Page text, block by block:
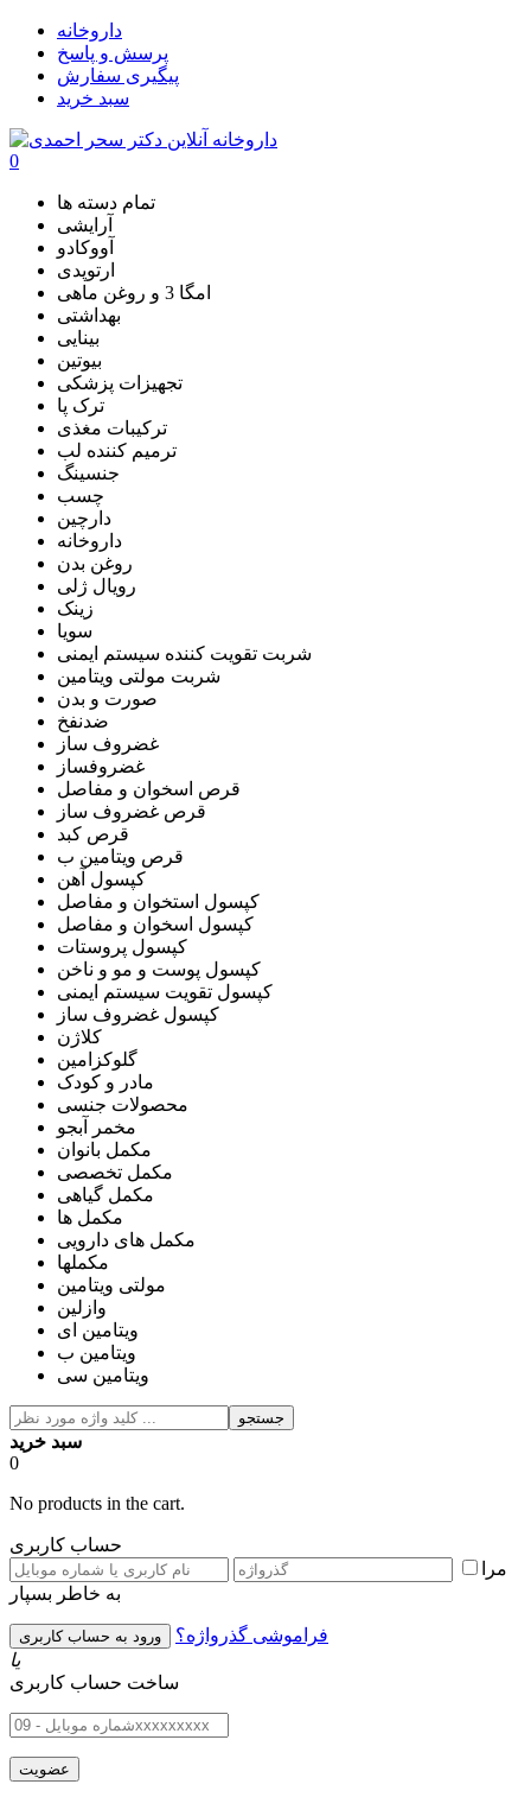
داروخانه
پرسش و پاسخ
پیگیری سفارش
سبد خرید
0
تمام دسته ها
آرایشی
آووکادو
ارتوپدی
امگا 3 و روغن ماهی
بهداشتی
بینایی
بیوتین
تجهیزات پزشکی
ترک پا
ترکیبات مغذی
ترمیم کننده لب
جنسینگ
چسب
دارچین
داروخانه
روغن بدن
رویال ژلی
زینک
سویا
شربت تقویت کننده سیستم ایمنی
شربت مولتی ویتامین
صورت و بدن
ضدنفخ
غضروف ساز
غضروفساز
قرص اسخوان و مفاصل
قرص غضروف ساز
قرص کبد
قرص ویتامین ب
کپسول آهن
کپسول استخوان و مفاصل
کپسول اسخوان و مفاصل
کپسول پروستات
کپسول پوست و مو و ناخن
کپسول تقویت سیستم ایمنی
کپسول غضروف ساز
کلاژن
گلوکزامین
مادر و کودک
محصولات جنسی
مخمر آبجو
مکمل بانوان
مکمل تخصصی
مکمل گیاهی
مکمل ها
مکمل های دارویی
مکملها
مولتی ویتامین
وازلین
ویتامین ای
ویتامین ب
ویتامین سی
جستجو
سبد خرید
0
No products in the cart.
حساب کاربری
مرا
به خاطر بسپار
فراموشی گذرواژه؟
یا
ساخت حساب کاربری